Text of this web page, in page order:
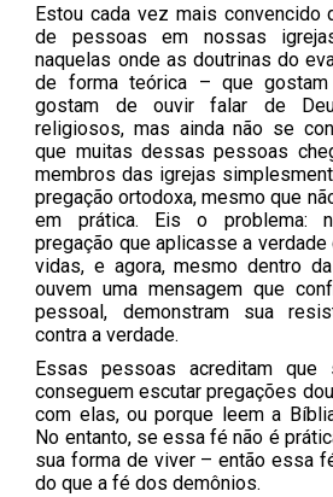
Estou cada vez mais convencido
de pessoas em nossas
naquelas onde as doutrinas do
de forma teórica – que
gostam de ouvir falar de
religiosos, mas ainda não se
que muitas dessas pessoas
membros das igrejas
pregação ortodoxa, mesmo que
em prática. Eis o problema:
pregação que aplicasse a
vidas, e agora, mesmo dentro
ouvem uma mensagem que
pessoal, demonstram sua
contra a verdade.
Essas pessoas acreditam que
conseguem escutar pregações
com elas, ou porque leem a
No entanto, se essa fé não é
sua forma de viver – então essa
do que a fé dos demônios.